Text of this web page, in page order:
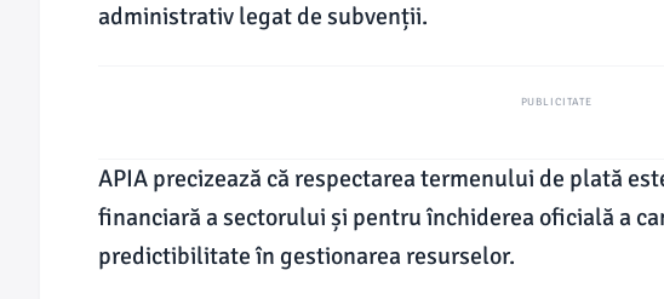
administrativ legat de subvenții.
PUBLICITATE
APIA precizează că respectarea termenului de plată
financiară a sectorului și pentru închiderea oficială a
predictibilitate în gestionarea resurselor.